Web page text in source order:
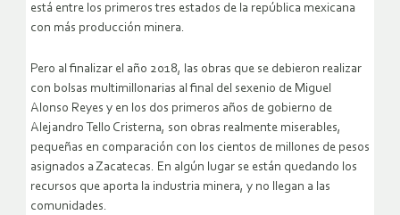
está entre los primeros tres estados de la república mexicana
con más producción minera.
Pero al finalizar el año 2018, las obras que se debieron realizar
con bolsas multimillonarias al final del sexenio de Miguel
Alonso Reyes y en los dos primeros años de gobierno de
Alejandro Tello Cristerna, son obras realmente miserables,
pequeñas en comparación con los cientos de millones de pesos
asignados a Zacatecas. En algún lugar se están quedando los
recursos que aporta la industria minera, y no llegan a las
comunidades.